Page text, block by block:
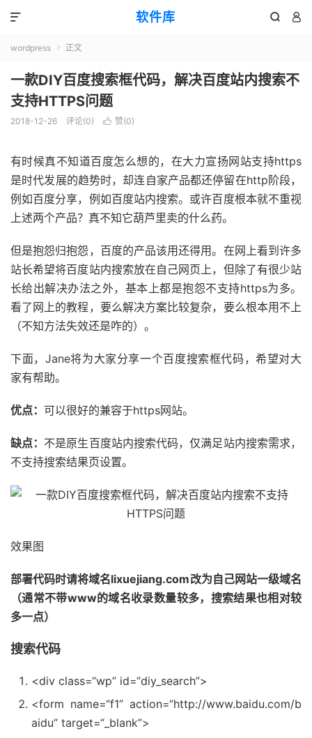
软件库  

wordpress  正文
一款DIY百度搜索框代码，解决百度站内搜索不
支持HTTPS问题
2018-12-26 评论(0)  赞(0)
有时候真不知道百度怎么想的，在大力宣扬网站支持https
是时代发展的趋势时，却连自家产品都还停留在http阶段，
例如百度分享，例如百度站内搜索。或许百度根本就不重视
上述两个产品？真不知它葫芦里卖的什么药。
但是抱怨归抱怨，百度的产品该用还得用。在网上看到许多
站长希望将百度站内搜索放在自己网页上，但除了有很少站
长给出解决办法之外，基本上都是抱怨不支持https为多。
看了网上的教程，要么解决方案比较复杂，要么根本用不上
（不知方法失效还是咋的）。
下面，Jane将为大家分享一个百度搜索框代码，希望对大
家有帮助。
优点： 可以很好的兼容于https网站。
缺点： 不是原生百度站内搜索代码，仅满足站内搜索需求，
不支持搜索结果页设置。
效果图
部署代码时请将域名lixuejiang.com改为自己网站一级域名
（通常不带www的域名收录数量较多，搜索结果也相对较
多一点）
搜索代码
<div class=“wp” id=“diy_search”>
<form name=“f1” action=“http://www.baidu.com/b
aidu” target=“_blank”>